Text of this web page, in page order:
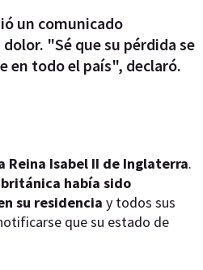
un comunicado
"Sé que su pérdida se
en todo el país", declaró.
Reina Isabel II de Inglaterra.
había sido
su residencia y todos sus
que su estado de